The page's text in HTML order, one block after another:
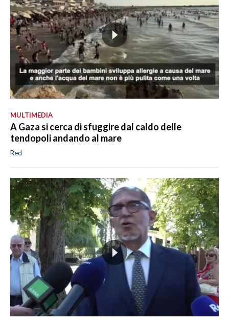
MULTIMEDIA
A Gaza si cerca di sfuggire dal caldo delle
tendopoli andando al mare
Red